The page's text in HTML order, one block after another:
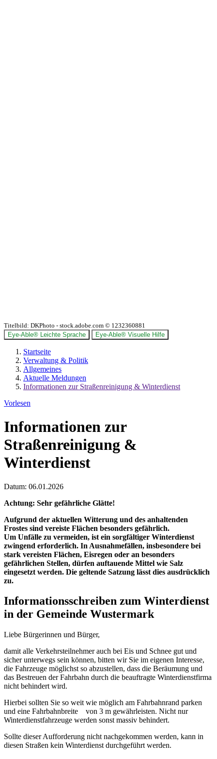
Titelbild: DKPhoto - stock.adobe.com © 1232360881
Eye-Able® Leichte Sprache
Eye-Able® Visuelle Hilfe
Startseite
Verwaltung & Politik
Allgemeines
Aktuelle Meldungen
Informationen zur Straßenreinigung & Winterdienst
Vorlesen
Informationen zur
Straßenreinigung &
Winterdienst
Datum: 06.01.2026
Achtung: Sehr gefährliche Glätte!
Aufgrund der aktuellen Witterung und des anhaltenden
Frostes sind vereiste Flächen besonders gefährlich.
Um Unfälle zu vermeiden, ist ein sorgfältiger Winterdienst
zwingend erforderlich. In Ausnahmefällen, insbesondere bei
stark vereisten Flächen, Eisregen oder an besonders
gefährlichen Stellen, dürfen auftauende Mittel wie Salz
eingesetzt werden. Die geltende Satzung lässt dies ausdrücklich
zu.
Informationsschreiben zum Winterdienst
in der Gemeinde Wustermark
Liebe Bürgerinnen und Bürger,
damit alle Verkehrsteilnehmer auch bei Eis und Schnee gut und
sicher unterwegs sein können, bitten wir Sie im eigenen Interesse,
die Fahrzeuge möglichst so abzustellen, dass die Beräumung und
das Bestreuen der Fahrbahn durch die beauftragte Winterdienstfirma
nicht behindert wird.
Hierbei sollten Sie so weit wie möglich am Fahrbahnrand parken
und eine Fahrbahnbreite von 3 m gewährleisten. Nicht nur
Winterdienstfahrzeuge werden sonst massiv behindert.
Sollte dieser Aufforderung nicht nachgekommen werden, kann in
diesen Straßen kein Winterdienst durchgeführt werden.